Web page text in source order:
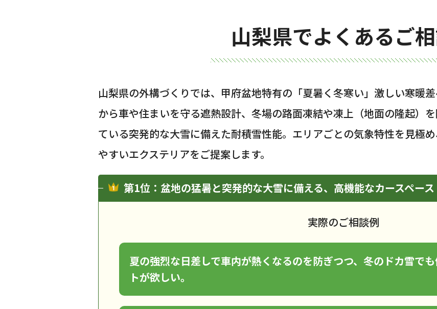
山梨県でよくあるご
山梨県の外構づくりでは、甲府盆地特有の「夏暑く冬寒い」激しい寒暖
から車や住まいを守る遮熱設計、冬場の路面凍結や凍上（地面の隆起）
ている突発的な大雪に備えた耐積雪性能。エリアごとの気象特性を見極
やすいエクステリアをご提案します。
第1位：盆地の猛暑と突発的な大雪に備える、高機能なカースペース
実際のご相談例
夏の強烈な日差しで車内が熱くなるのを防ぎつつ、冬のドカ雪で
トが欲しい。